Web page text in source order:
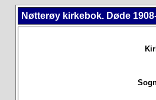
Nøtterøy kirkebok. Døde